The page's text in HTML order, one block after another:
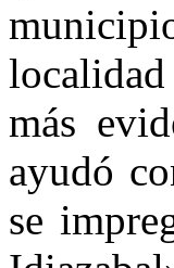
más
ayudó
se